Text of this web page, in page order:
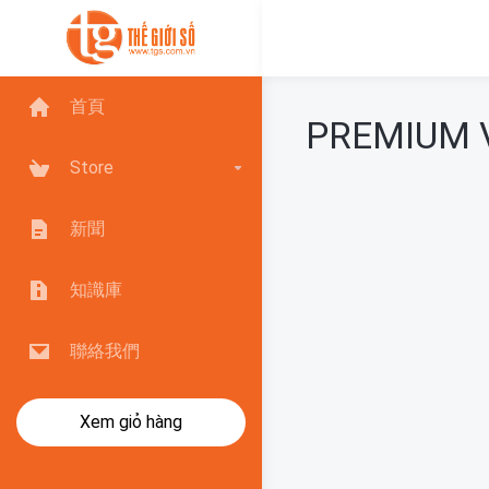
首頁
Store
新聞
知識庫
聯絡我們
Xem giỏ hàng
PREMIUM